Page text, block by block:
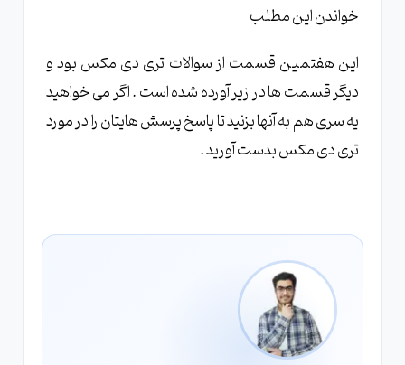
خواندن این مطلب
این هفتمین قسمت از سوالات تری دی مکس بود و
دیگر قسمت ها در زیر آورده شده است . اگر می خواهید
یه سری هم به آنها بزنید تا پاسخ پرسش هایتان را در مورد
تری دی مکس بدست آورید .